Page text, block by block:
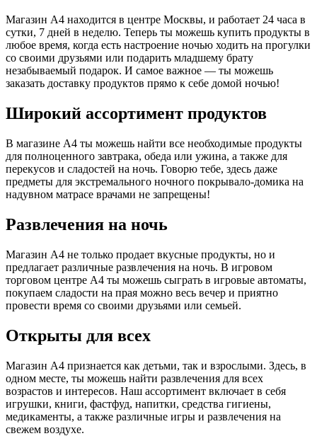
Магазин А4 находится в центре Москвы, и работает 24 часа в
сутки, 7 дней в неделю. Теперь ты можешь купить продукты в
любое время, когда есть настроение ночью ходить на прогулки
со своими друзьями или подарить младшему брату
незабываемый подарок. И самое важное — ты можешь
заказать доставку продуктов прямо к себе домой ночью!
Широкий ассортимент продуктов
В магазине А4 ты можешь найти все необходимые продукты
для полноценного завтрака, обеда или ужина, а также для
перекусов и сладостей на ночь. Говорю тебе, здесь даже
предметы для экстремального ночного покрывало-домика на
надувном матрасе врачами не запрещены!
Развлечения на ночь
Магазин А4 не только продает вкусные продукты, но и
предлагает различные развлечения на ночь. В игровом
торговом центре А4 ты можешь сыграть в игровые автоматы,
покупаем сладости на прая можно весь вечер и приятно
провести время со своими друзьями или семьей.
Открыты для всех
Магазин А4 признается как детьми, так и взрослыми. Здесь, в
одном месте, ты можешь найти развлечения для всех
возрастов и интересов. Наш ассортимент включает в себя
игрушки, книги, фастфуд, напитки, средства гигиены,
медикаменты, а также различные игры и развлечения на
свежем воздухе.